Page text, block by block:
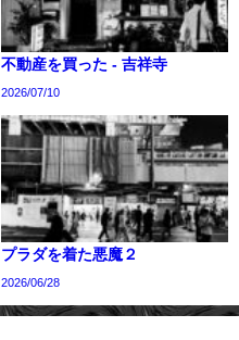
不動産を買った - 吉祥寺
2026/07/10
プラダを着た悪魔２
2026/06/28